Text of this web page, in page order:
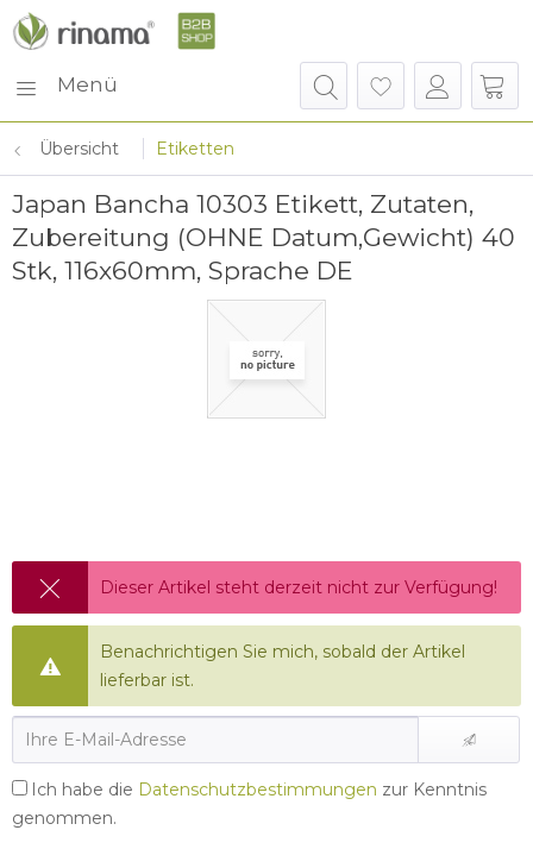
Menü
Übersicht Etiketten
Japan Bancha 10303 Etikett, Zutaten,
Zubereitung (OHNE Datum,Gewicht) 40
Stk, 116x60mm, Sprache DE
Dieser Artikel steht derzeit nicht zur Verfügung!
Benachrichtigen Sie mich, sobald der Artikel
lieferbar ist.
Ich habe die Datenschutzbestimmungen zur Kenntnis
genommen.